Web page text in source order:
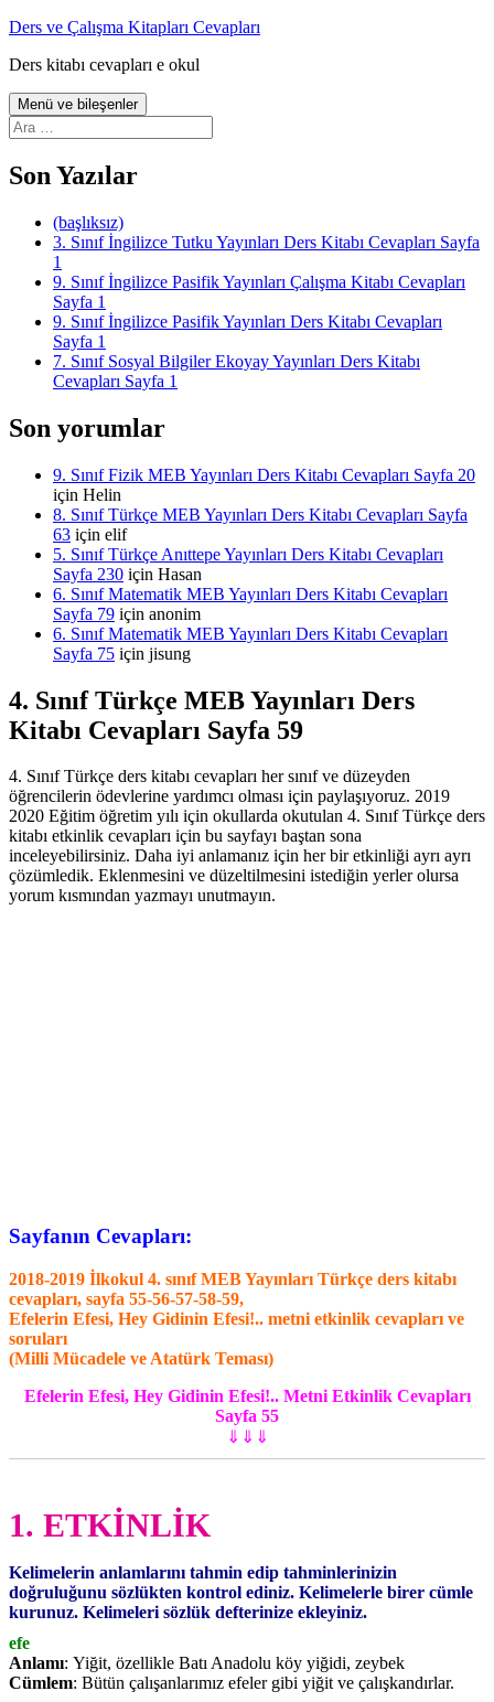
İçeriğe
Ders ve Çalışma Kitapları Cevapları
Ders kitabı cevapları e okul
Menü ve bileşenler
Arama:
Son Yazılar
(başlıksız)
3. Sınıf İngilizce Tutku Yayınları Ders Kitabı Cevapları Sayfa
1
9. Sınıf İngilizce Pasifik Yayınları Çalışma Kitabı Cevapları
Sayfa 1
9. Sınıf İngilizce Pasifik Yayınları Ders Kitabı Cevapları
Sayfa 1
7. Sınıf Sosyal Bilgiler Ekoyay Yayınları Ders Kitabı
Cevapları Sayfa 1
Son yorumlar
9. Sınıf Fizik MEB Yayınları Ders Kitabı Cevapları Sayfa 20
için Helin
8. Sınıf Türkçe MEB Yayınları Ders Kitabı Cevapları Sayfa
63 için elif
5. Sınıf Türkçe Anıttepe Yayınları Ders Kitabı Cevapları
Sayfa 230 için Hasan
6. Sınıf Matematik MEB Yayınları Ders Kitabı Cevapları
Sayfa 79 için anonim
6. Sınıf Matematik MEB Yayınları Ders Kitabı Cevapları
Sayfa 75 için jisung
4. Sınıf Türkçe MEB Yayınları Ders
Kitabı Cevapları Sayfa 59
4. Sınıf Türkçe ders kitabı cevapları her sınıf ve düzeyden
öğrencilerin ödevlerine yardımcı olması için paylaşıyoruz. 2019
2020 Eğitim öğretim yılı için okullarda okutulan 4. Sınıf Türkçe ders
kitabı etkinlik cevapları için bu sayfayı baştan sona
inceleyebilirsiniz. Daha iyi anlamanız için her bir etkinliği ayrı ayrı
çözümledik. Eklenmesini ve düzeltilmesini istediğin yerler olursa
yorum kısmından yazmayı unutmayın.
Sayfanın Cevapları:
2018-2019 İlkokul 4. sınıf MEB Yayınları Türkçe ders kitabı
cevapları, sayfa 55-56-57-58-59,
Efelerin Efesi, Hey Gidinin Efesi!.. metni etkinlik cevapları ve
soruları
(Milli Mücadele ve Atatürk Teması)
Efelerin Efesi, Hey Gidinin Efesi!.. Metni Etkinlik Cevapları
Sayfa 55
⇓⇓⇓
1. ETKİNLİK
Kelimelerin anlamlarını tahmin edip tahminlerinizin
doğruluğunu sözlükten kontrol ediniz. Kelimelerle birer cümle
kurunuz. Kelimeleri sözlük defterinize ekleyiniz.
efe
Anlamı: Yiğit, özellikle Batı Anadolu köy yiğidi, zeybek
Cümlem: Bütün çalışanlarımız efeler gibi yiğit ve çalışkandırlar.